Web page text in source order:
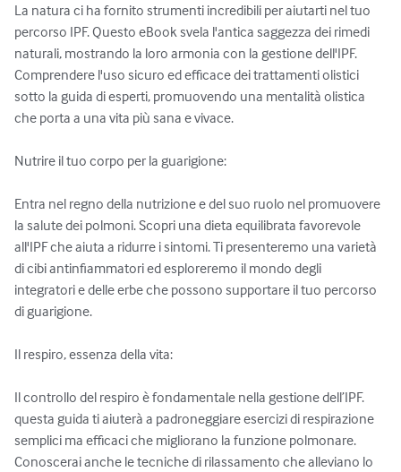
La natura ci ha fornito strumenti incredibili per aiutarti nel tuo
percorso IPF. Questo eBook svela l'antica saggezza dei rimedi
naturali, mostrando la loro armonia con la gestione dell'IPF.
Comprendere l'uso sicuro ed efficace dei trattamenti olistici
sotto la guida di esperti, promuovendo una mentalità olistica
che porta a una vita più sana e vivace.
Nutrire il tuo corpo per la guarigione:
Entra nel regno della nutrizione e del suo ruolo nel promuovere
la salute dei polmoni. Scopri una dieta equilibrata favorevole
all'IPF che aiuta a ridurre i sintomi. Ti presenteremo una varietà
di cibi antinfiammatori ed esploreremo il mondo degli
integratori e delle erbe che possono supportare il tuo percorso
di guarigione.
Il respiro, essenza della vita:
Il controllo del respiro è fondamentale nella gestione dell’IPF.
questa guida ti aiuterà a padroneggiare esercizi di respirazione
semplici ma efficaci che migliorano la funzione polmonare.
Conoscerai anche le tecniche di rilassamento che alleviano lo